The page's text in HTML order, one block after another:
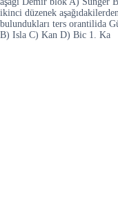
ikinci düzenek
bulundukları ters orantilida
B) Isla C) Kan D) Bic 1. Ka